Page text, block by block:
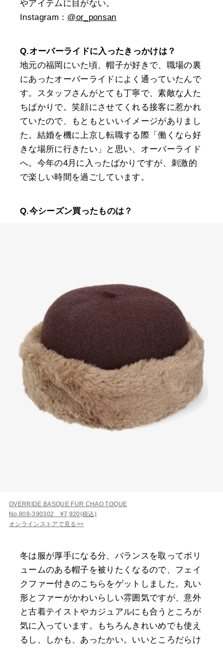
やアイテムに目がない。
Instagram： @or_ponsan
Q.オーバーライドに入ったきっかけは？
地元の福岡にいた頃、帽子が好きで、職場の裏
にあったオーバーライドによく通っていたんで
す。スタッフさんがとても丁寧で、素敵な人た
ちばかりで。笑顔にさせてくれる接客に惹かれ
ていたので、もともといいイメージがありまし
た。結婚を機に上京し転職する際「働くなら好
きな場所に行きたい」と思い、オーバーライド
へ。今年の4月に入ったばかりですが、刺激的
で楽しい時間を過ごしています。
Q.今シーズン買ったものは？
OVERRIDE BASQUE FUR CHAO TOQUE
No.808-390302 ¥7,920(税込)
オンラインストアで見る>>
冬は服が厚手になる分、バランスを取ってボリ
ュームのある帽子を被りたくなるので、フェイ
クファー付きのこちらをゲットしました。丸い
形とファーがかわいらしい雰囲気ですが、意外
と古着テイストやカジュアルにも合うところが
気に入っています。もちろんきれいめでも使え
るし、しかも、あったかい。いいところだらけ